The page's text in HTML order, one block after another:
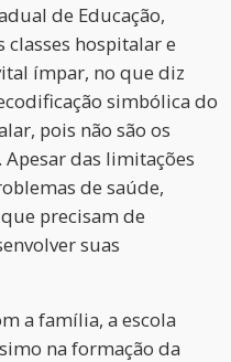
de Educação,
classes hospitalar e
ímpar, no que diz
simbólica do
pois não são os
das limitações
de saúde,
precisam de
suas
a família, a escola
na formação da